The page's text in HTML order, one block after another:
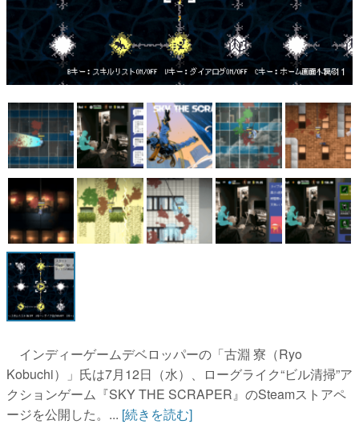
その他
電ファミニコゲーマーとは？
運営：株式会社マレ
11 / 11
インディーゲームデベロッパーの「古淵 寮（Ryo
Kobuchi）」氏は7月12日（水）、ローグライク“ビル清掃”ア
クションゲーム『SKY THE SCRAPER』のSteamストアペ
ージを公開した。... [続きを読む]